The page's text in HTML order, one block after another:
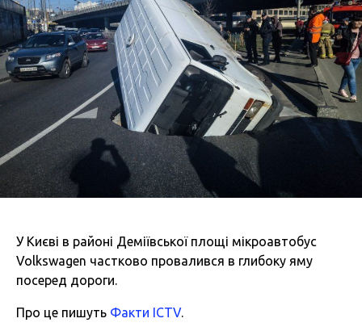
У Києві в районі Деміївської площі мікроавтобус
Volkswagen частково провалився в глибоку яму
посеред дороги.
Про це пишуть Факти ICTV.